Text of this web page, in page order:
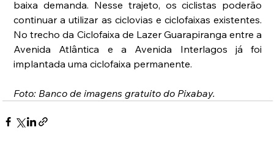
baixa demanda. Nesse trajeto, os ciclistas poderão
continuar a utilizar as ciclovias e ciclofaixas existentes.
No trecho da Ciclofaixa de Lazer Guarapiranga entre a
Avenida Atlântica e a Avenida Interlagos já foi
implantada uma ciclofaixa permanente.
Foto: Banco de imagens gratuito do Pixabay.